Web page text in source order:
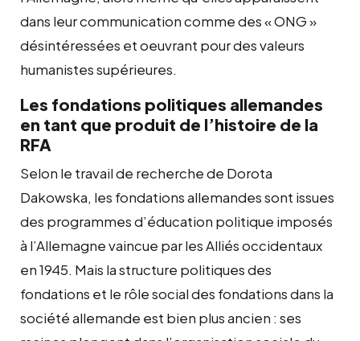
dans leur communication comme des « ONG »
désintéressées et oeuvrant pour des valeurs
humanistes supérieures.
Les fondations politiques allemandes
en tant que produit de l’histoire de la
RFA
Selon le travail de recherche de Dorota
Dakowska, les fondations allemandes sont issues
des programmes d’éducation politique imposés
à l’Allemagne vaincue par les Alliés occidentaux
en 1945. Mais la structure politiques des
fondations et le rôle social des fondations dans la
société allemande est bien plus ancien : ses